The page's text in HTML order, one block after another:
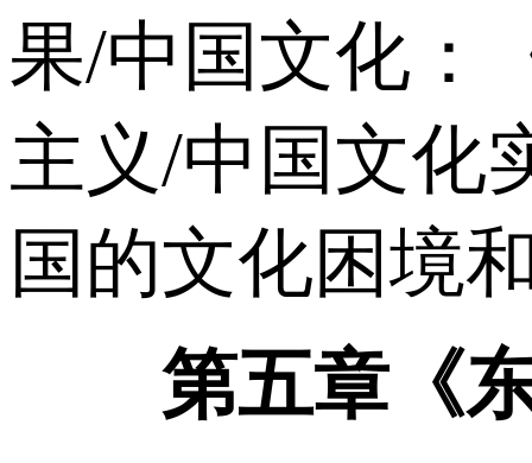
果/中国文化：
主义/中国文化
国的文化困境
第五章《